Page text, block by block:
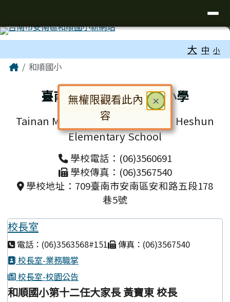
大 中 小
主內容區域
Home和順國小
臺南市安南區和順國民小學
Tainan Municipal Annan District Heshun
Elementary School
學校電話：(06)3560691
學校傳真：(06)3567540
學校地址：709臺南市安南區安和路五段178
巷5號
校長室
電話：(06)3563568#151
傳真：(06)3567540
校長室-業務職掌
校長室-校園公告
和順國小第十二任大家長 黃寶東 校長
頁尾區域
× 關閉
無權限觀看此內
容
對話框已開啟。請使用 Tab 鍵在